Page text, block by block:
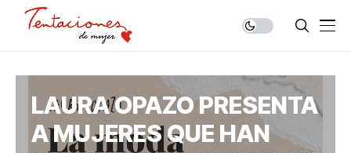
LAURA OPAZO PRESENTA
A MUJERES QUE HAN